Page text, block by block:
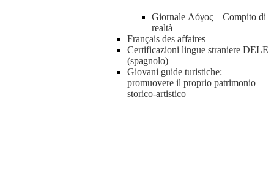
Giornale Λóγος _ Compito di
realtà
Français des affaires
Certificazioni lingue straniere DELE
(spagnolo)
Giovani guide turistiche:
promuovere il proprio patrimonio
storico-artistico